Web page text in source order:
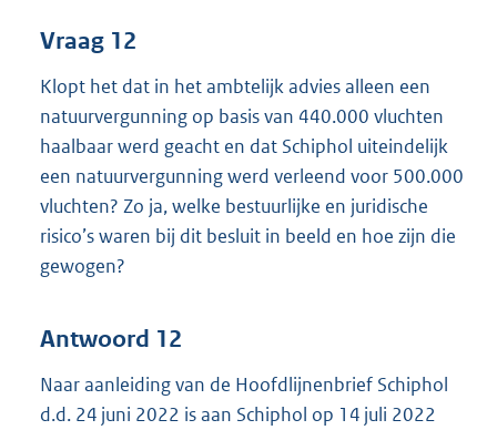
Vraag 12
Klopt het dat in het ambtelijk advies alleen een
natuurvergunning op basis van 440.000 vluchten
haalbaar werd geacht en dat Schiphol uiteindelijk
een natuurvergunning werd verleend voor 500.000
vluchten? Zo ja, welke bestuurlijke en juridische
risico’s waren bij dit besluit in beeld en hoe zijn die
gewogen?
Antwoord 12
Naar aanleiding van de Hoofdlijnenbrief Schiphol
d.d. 24 juni 2022 is aan Schiphol op 14 juli 2022